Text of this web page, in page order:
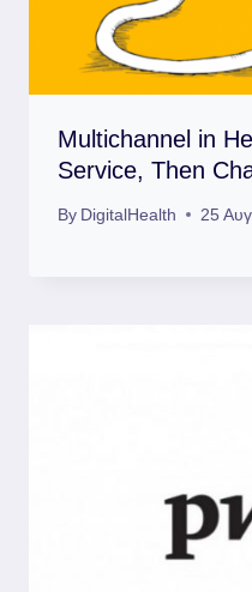
Multichannel in
Service, Then
By DigitalHealth 25